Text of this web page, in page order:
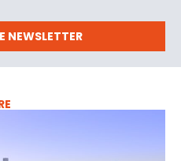
NEWSLETTER